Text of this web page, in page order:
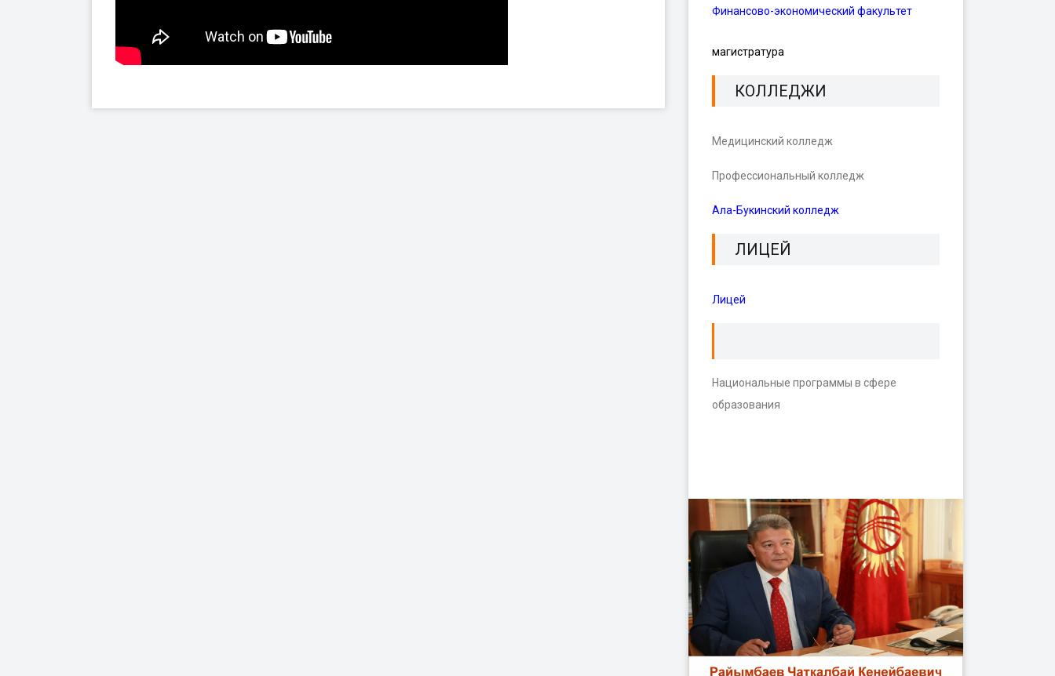
Финансово-экономический факультет
магистратура
КОЛЛЕДЖИ
Медицинский колледж
Профессиональный колледж
Ала-Букинский колледж
ЛИЦЕЙ
Лицей
Национальные программы в сфере
образования